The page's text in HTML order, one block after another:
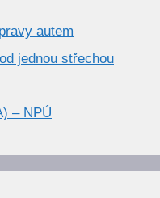
autem
jednou střechou
– NPÚ